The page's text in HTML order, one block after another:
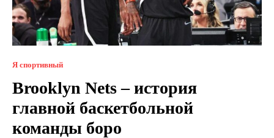
Я спортивный
Brooklyn Nets – история
главной баскетбольной
команды боро